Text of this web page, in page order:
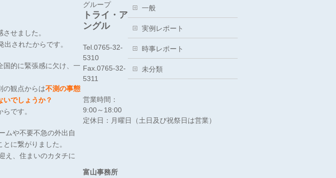
せました。
されたからです。
国的に緊張感に欠け、一
の観点からは不測の事態
いでしょうか？
です。
ムや不要不急の外出自
に繋がりました。
え、住まいのカタチに
一般
実例レポート
時事レポート
未分類
グループ
トライ・ア
ングル
Tel.0765-32-
5310
Fax.0765-32-
5311
営業時間：
9:00～18:00
定休日：月曜日（土日及び祝祭日は営業）
富山事務所